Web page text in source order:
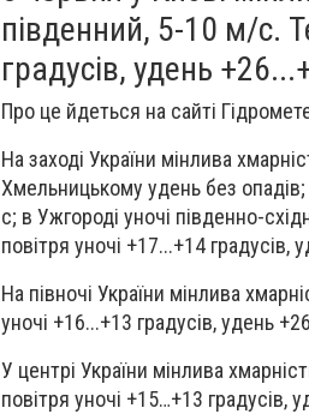
південний, 5-10 м/с.
градусів, удень
Про це йдеться на сайті
На заході України мінлива
Хмельницькому удень без
с; в Ужгороді уночі південно-
повітря уночі +17...+14 градусів,
На півночі України мінлива
уночі +16...+13 градусів, удень
У центрі України мінлива
повітря уночі +15…+13 градусів,